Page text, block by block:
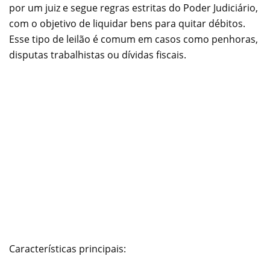
por um juiz e segue regras estritas do Poder Judiciário,
com o objetivo de liquidar bens para quitar débitos.
Esse tipo de leilão é comum em casos como penhoras,
disputas trabalhistas ou dívidas fiscais.
Características principais: